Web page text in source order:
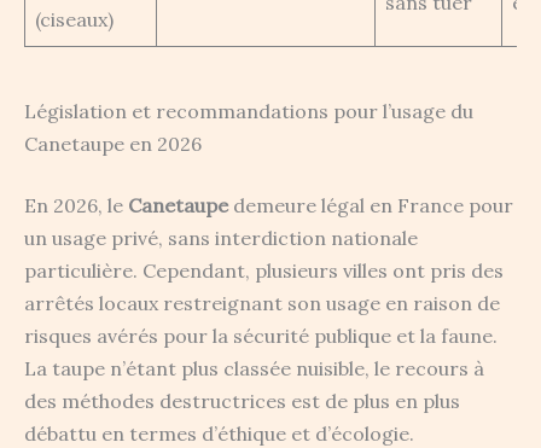
(ciseaux)
Législation et recommandations pour l’usage du
Canetaupe en 2026
En 2026, le Canetaupedemeure légal en France pour
un usage privé, sans interdiction nationale
particulière. Cependant, plusieurs villes ont pris des
arrêtés locaux restreignant son usage en raison de
risques avérés pour la sécurité publique et la faune.
La taupe n’étant plus classée nuisible, le recours à
des méthodes destructrices est de plus en plus
débattu en termes d’éthique et d’écologie.